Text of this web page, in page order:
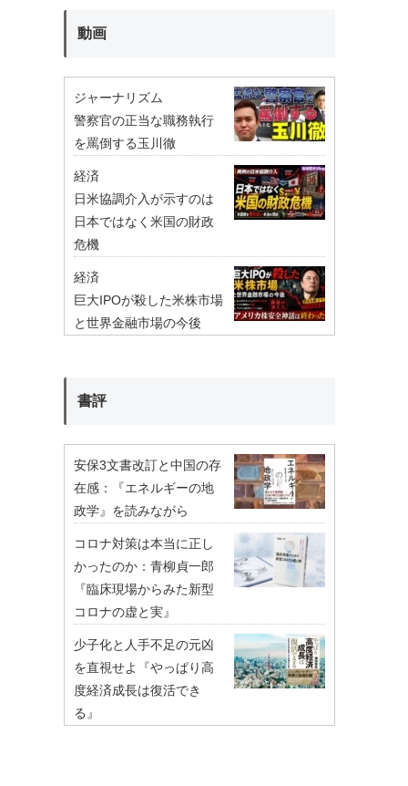
動画
ジャーナリズム
警察官の正当な職務執行
を罵倒する玉川徹
経済
日米協調介入が示すのは
日本ではなく米国の財政
危機
経済
巨大IPOが殺した米株市場
と世界金融市場の今後
書評
安保3文書改訂と中国の存
在感：『エネルギーの地
政学』を読みながら
コロナ対策は本当に正し
かったのか：青柳貞一郎
『臨床現場からみた新型
コロナの虚と実』
少子化と人手不足の元凶
を直視せよ『やっぱり高
度経済成長は復活でき
る』